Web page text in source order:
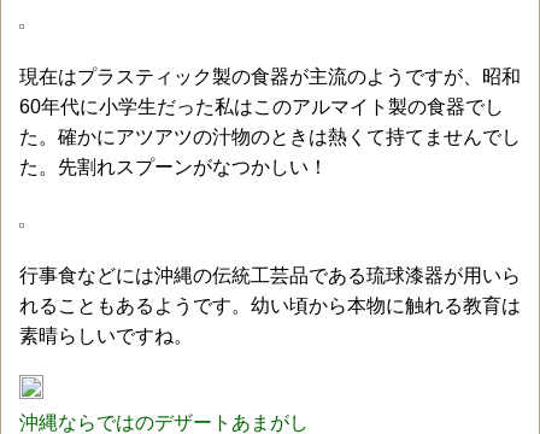
現在はプラスティック製の食器が主流のようですが、昭和
60年代に小学生だった私はこのアルマイト製の食器でし
た。確かにアツアツの汁物のときは熱くて持てませんでし
た。先割れスプーンがなつかしい！
行事食などには沖縄の伝統工芸品である琉球漆器が用いら
れることもあるようです。幼い頃から本物に触れる教育は
素晴らしいですね。
沖縄ならではのデザートあまがし